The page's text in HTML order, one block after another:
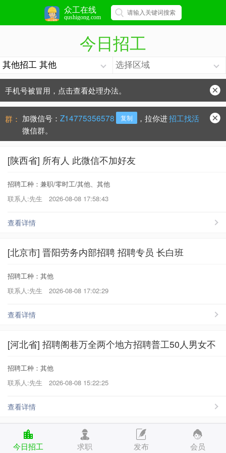
众工在线
qushigong.com
今日招工
手机号被冒用，点击查看处理办法。
防骗常识：学会这些不上当？
群： 加微信号： Z14775356578 复制 ，拉你进招工找活
微信群。
[陕西省] 所有人 此微信不加好友
招聘工种：兼职/零时工/其他、其他
联系人:先生
2026-08-08 17:58:43
查看详情
[北京市] 晋阳劳务内部招聘 招聘专员 长白班
招聘工种：其他
联系人:先生
2026-08-08 17:02:29
查看详情
[河北省] 招聘阁巷万全两个地方招聘普工50人男女不
招聘工种：其他
联系人:先生
2026-08-08 15:22:25
查看详情
[河北省] 京唐港工厂招聘 操作工 2053周岁
今日招工 求职 发布 会员